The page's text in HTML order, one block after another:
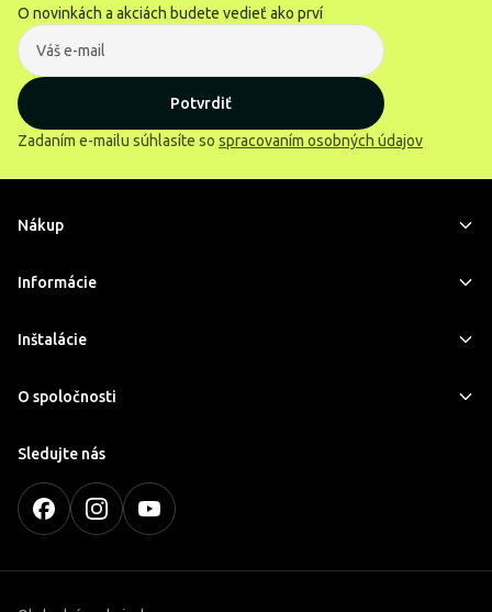
O novinkách a akciách budete vedieť ako prví
Potvrdiť
Zadaním e-mailu súhlasíte so spracovaním osobných údajov
Nákup
Informácie
Inštalácie
O spoločnosti
Sledujte nás